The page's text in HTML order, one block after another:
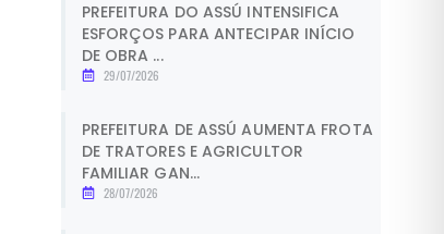
PREFEITURA DO ASSÚ INTENSIFICA
ESFORÇOS PARA ANTECIPAR INÍCIO
DE OBRA ...
29/07/2026
PREFEITURA DE ASSÚ AUMENTA FROTA
DE TRATORES E AGRICULTOR
FAMILIAR GAN...
28/07/2026